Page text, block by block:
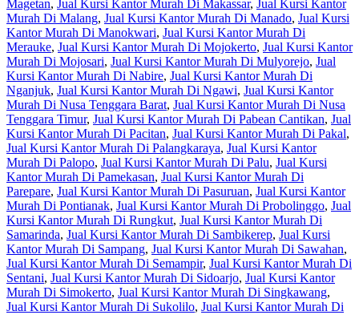
Magetan, Jual Kursi Kantor Murah Di Makassar, Jual Kursi Kantor
Murah Di Malang, Jual Kursi Kantor Murah Di Manado, Jual Kursi
Kantor Murah Di Manokwari, Jual Kursi Kantor Murah Di
Merauke, Jual Kursi Kantor Murah Di Mojokerto, Jual Kursi Kantor
Murah Di Mojosari, Jual Kursi Kantor Murah Di Mulyorejo, Jual
Kursi Kantor Murah Di Nabire, Jual Kursi Kantor Murah Di
Nganjuk, Jual Kursi Kantor Murah Di Ngawi, Jual Kursi Kantor
Murah Di Nusa Tenggara Barat, Jual Kursi Kantor Murah Di Nusa
Tenggara Timur, Jual Kursi Kantor Murah Di Pabean Cantikan, Jual
Kursi Kantor Murah Di Pacitan, Jual Kursi Kantor Murah Di Pakal,
Jual Kursi Kantor Murah Di Palangkaraya, Jual Kursi Kantor
Murah Di Palopo, Jual Kursi Kantor Murah Di Palu, Jual Kursi
Kantor Murah Di Pamekasan, Jual Kursi Kantor Murah Di
Parepare, Jual Kursi Kantor Murah Di Pasuruan, Jual Kursi Kantor
Murah Di Pontianak, Jual Kursi Kantor Murah Di Probolinggo, Jual
Kursi Kantor Murah Di Rungkut, Jual Kursi Kantor Murah Di
Samarinda, Jual Kursi Kantor Murah Di Sambikerep, Jual Kursi
Kantor Murah Di Sampang, Jual Kursi Kantor Murah Di Sawahan,
Jual Kursi Kantor Murah Di Semampir, Jual Kursi Kantor Murah Di
Sentani, Jual Kursi Kantor Murah Di Sidoarjo, Jual Kursi Kantor
Murah Di Simokerto, Jual Kursi Kantor Murah Di Singkawang,
Jual Kursi Kantor Murah Di Sukolilo, Jual Kursi Kantor Murah Di